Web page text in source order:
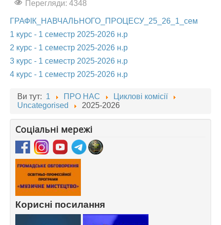
СТУДЕНТУ
КАБІНЕТ МЕТОДИСТА
НАВЧАЛЬНО-ВИХОВНА РОБОТА
БІБЛІОТЕКА, ФОНОТЕКА
Перегляди: 4348
ГРАФІК_НАВЧАЛЬНОГО_ПРОЦЕСУ_25_26_1_сем
1 курс - 1 семестр 2025-2026 н.р
2 курс - 1 семестр 2025-2026 н.р
3 курс - 1 семестр 2025-2026 н.р
4 курс - 1 семестр 2025-2026 н.р
Ви тут: 1 ПРО НАС
Циклові комісії
Uncategorised
2025-2026
Соціальні мережі
Корисні посилання